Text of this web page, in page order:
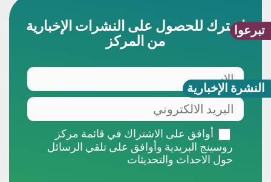
تبرعوا
النشرة الإخبارية
اشترك للحصول على النشرات الإخبارية
من المركز
الاسم
البريد
الالكتروني
أوافق
على
الاشتراك
أوافق على الاشتراك في قائمة مركز
روسينج البريدية وأوافق على تلقي الرسائل
حول الاحداث والتحديثات